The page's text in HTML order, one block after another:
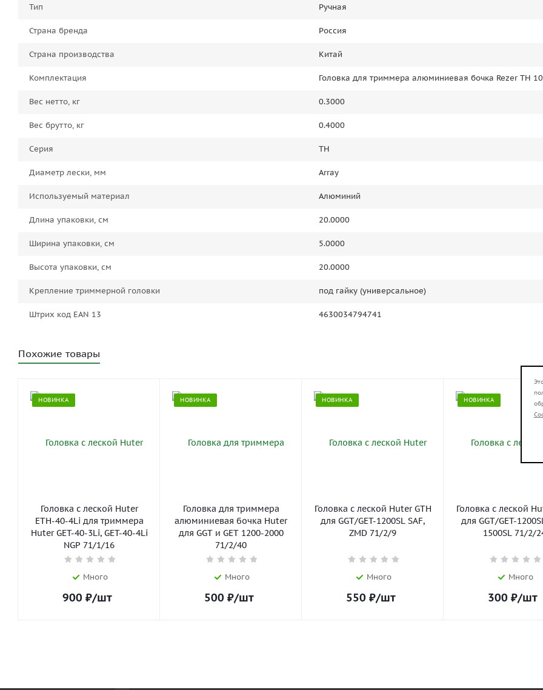
Тип Ручная
Страна бренда Россия
Страна производства Китай
Комплектация Головка для триммера алюминиевая бочка Rezer TH
Вес нетто, кг 0.3000
Вес брутто, кг 0.4000
Серия TH
Диаметр лески, мм Array
Используемый материал Алюминий
Длина упаковки, см 20.0000
Ширина упаковки, см 5.0000
Высота упаковки, см 20.0000
Крепление триммерной головки под гайку (универсальное)
Штрих код EAN 13 4630034794741
Похожие товары
НОВИНКА
Головка с леской Huter
ETH-40-4Li для триммера
Huter GET-40-3Li, GET-40-4Li
NGP 71/1/16
Много
900 ₽/шт
НОВИНКА
Головка для триммера
алюминиевая бочка Huter
для GGT и GET 1200-2000
71/2/40
Много
500 ₽/шт
НОВИНКА
Головка с леской Huter GTH
для GGT/GET-1200SL SAF,
ZMD 71/2/9
Много
550 ₽/шт
НОВИНКА
Головка с леской
для GGT/GET-
1500SL 71/2/
Много
300 ₽/шт